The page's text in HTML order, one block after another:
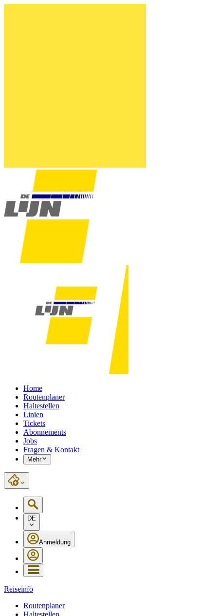
Home
Routenplaner
Haltestellen
Linien
Tickets
Abonnements
Jobs
Fragen & Kontakt
Mehr
DE
Anmeldung
Reiseinfo
Routenplaner
Haltestellen